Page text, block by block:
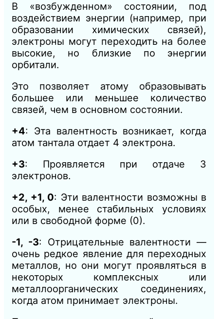
В «возбужденном» состоянии, под
воздействием энергии (например, при
образовании химических связей),
электроны могут переходить на более
высокие, но близкие по энергии
орбитали.
Это позволяет атому образовывать
большее или меньшее количество
связей, чем в основном состоянии.
+4: Эта валентность возникает, когда
атом тантала отдает 4 электрона.
+3: Проявляется при отдаче 3
электронов.
+2, +1, 0: Эти валентности возможны в
особых, менее стабильных условиях
или в свободной форме (0).
-1, -3: Отрицательные валентности —
очень редкое явление для переходных
металлов, но они могут проявляться в
некоторых комплексных или
металлоорганических соединениях,
когда атом принимает электроны.